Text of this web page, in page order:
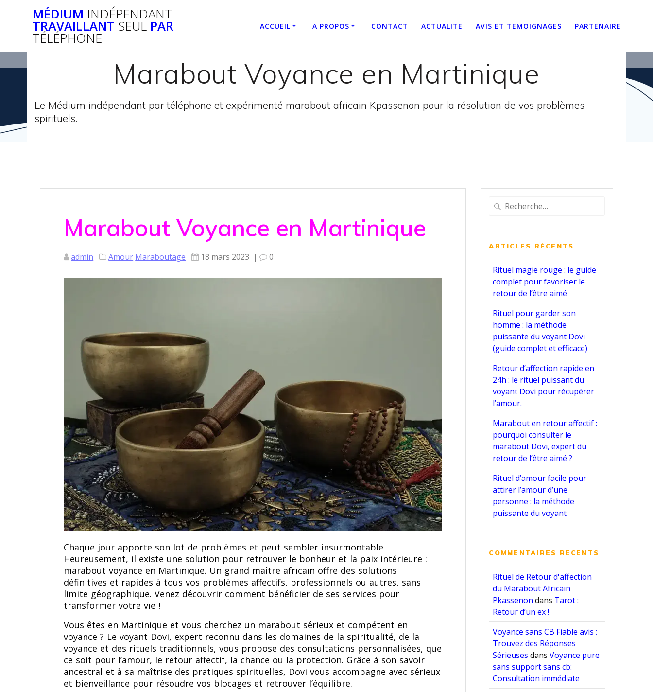
MÉDIUM INDÉPENDANT
TRAVAILLANT SEUL PAR
TÉLÉPHONE
ACCUEIL A PROPOS CONTACT ACTUALITE AVIS ET TEMOIGNAGES PARTENAIRE
Marabout Voyance en Martinique
Le Médium indépendant par téléphone et expérimenté marabout africain Kpassenon pour la résolution de vos problèmes
spirituels.
Marabout Voyance en Martinique
admin Amour Maraboutage 18 mars 2023 | 0
Chaque jour apporte son lot de problèmes et peut sembler insurmontable.
Heureusement, il existe une solution pour retrouver le bonheur et la paix intérieure :
marabout voyance en Martinique. Un grand maître africain offre des solutions
définitives et rapides à tous vos problèmes affectifs, professionnels ou autres, sans
limite géographique. Venez découvrir comment bénéficier de ses services pour
transformer votre vie !
Vous êtes en Martinique et vous cherchez un marabout sérieux et compétent en
voyance ? Le voyant Dovi, expert reconnu dans les domaines de la spiritualité, de la
voyance et des rituels traditionnels, vous propose des consultations personnalisées, que
ce soit pour l’amour, le retour affectif, la chance ou la protection. Grâce à son savoir
ancestral et à sa maîtrise des pratiques spirituelles, Dovi vous accompagne avec sérieux
et bienveillance pour résoudre vos blocages et retrouver l’équilibre.
Recherche
pour
:
ARTICLES RÉCENTS
Rituel magie rouge : le guide
complet pour favoriser le
retour de l’être aimé
Rituel pour garder son
homme : la méthode
puissante du voyant Dovi
(guide complet et efficace)
Retour d’affection rapide en
24h : le rituel puissant du
voyant Dovi pour récupérer
l’amour.
Marabout en retour affectif :
pourquoi consulter le
marabout Dovi, expert du
retour de l’être aimé ?
Rituel d’amour facile pour
attirer l’amour d’une
personne : la méthode
puissante du voyant
COMMENTAIRES RÉCENTS
Rituel de Retour d'affection
du Marabout Africain
Pkassenon dans Tarot :
Retour d’un ex !
Voyance sans CB Fiable avis :
Trouvez des Réponses
Sérieuses dansVoyance pure
sans support sans cb:
Consultation immédiate